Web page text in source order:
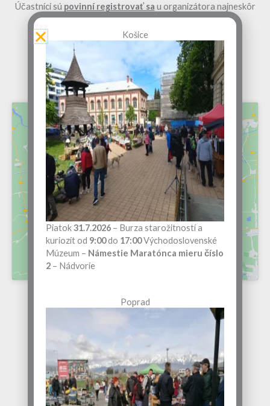
Účastníci sú povinní registrovať sa u organizátora najneskôr
BUDIMÍR
Zámocký park
Kliknutím prijmete súbory cookie
marketing a povolíte tento obsah
16. Máj 2026
15. August 2026
19. September 2026
17. Október 2026
Košice
Piatok31.7.2026 – Burza starožitností a
kuriozít od 9:00do 17:00Východoslovenské
Múzeum – Námestie Maratónca mieru číslo
2 – Nádvorie
Poprad